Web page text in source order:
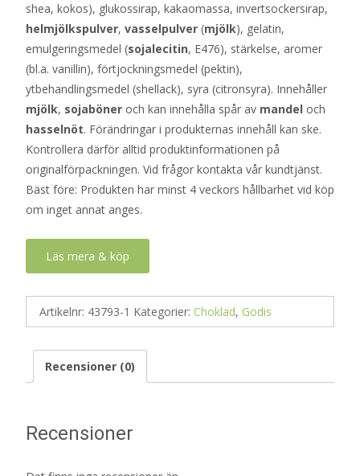
shea, kokos), glukossirap, kakaomassa, invertsockersirap,
helmjölkspulver, vasselpulver (mjölk), gelatin,
emulgeringsmedel (sojalecitin, E476), stärkelse, aromer
(bl.a. vanillin), förtjockningsmedel (pektin),
ytbehandlingsmedel (shellack), syra (citronsyra). Innehåller
mjölk, sojaböner och kan innehålla spår av mandel och
hasselnöt. Förändringar i produkternas innehåll kan ske.
Kontrollera därför alltid produktinformationen på
originalförpackningen. Vid frågor kontakta vår kundtjänst.
Bäst före: Produkten har minst 4 veckors hållbarhet vid köp
om inget annat anges.
Läs mera & köp
Artikelnr: 43793-1 Kategorier: Choklad, Godis
Recensioner (0)
Recensioner